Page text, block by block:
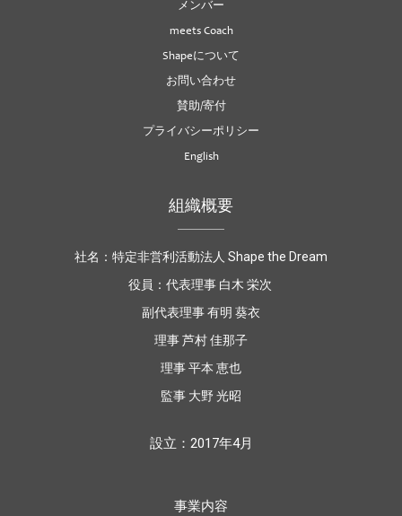
メンバー
meets Coach
Shapeについて
お問い合わせ
賛助/寄付
プライバシーポリシー
English
組織概要
社名：特定非営利活動法人 Shape the Dream
役員：代表理事 白木 栄次
副代表理事 有明 葵衣
理事芦村 佳那子
理事 平本 恵也
監事 大野 光昭
設立：2017年4月
事業内容